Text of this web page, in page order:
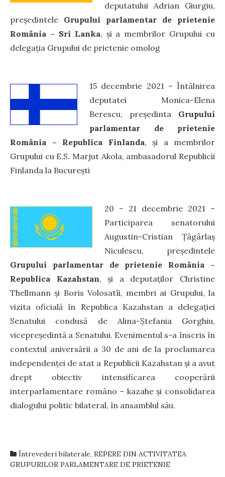
deputatului Adrian Giurgiu,
președintele Grupului parlamentar de prietenie
România – Sri Lanka, și a membrilor Grupului cu
delegația Grupului de prietenie omolog
15 decembrie 2021 – Întâlnirea
deputatei Monica-Elena
Berescu, președinta Grupului
parlamentar de prietenie
România – Republica Finlanda, și a membrilor
Grupului cu E.S. Marjut Akola, ambasadorul Republicii
Finlanda la București
20 – 21 decembrie 2021 –
Participarea senatorului
Augustin-Cristian Țâgârlaș
Niculescu, președintele
Grupului parlamentar de prietenie România –
Republica Kazahstan, și a deputaților Christine
Thellmann și Boris Volosatîi, membri ai Grupului, la
vizita oficială în Republica Kazahstan a delegației
Senatului condusă de Alina-Ștefania Gorghiu,
vicepreședintă a Senatului. Evenimentul s-a înscris în
contextul aniversării a 30 de ani de la proclamarea
independenței de stat a Republicii Kazahstan și a avut
drept obiectiv intensificarea cooperării
interparlamentare româno – kazahe și consolidarea
dialogului politic bilateral, în ansamblul său.
Întrevederi bilaterale, REPERE DIN ACTIVITATEA
GRUPURILOR PARLAMENTARE DE PRIETENIE